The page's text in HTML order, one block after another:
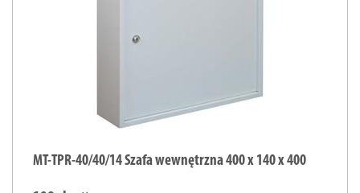
MT-TPR-40/40/14 Szafa wewnętrzna 400 x 140 x 400